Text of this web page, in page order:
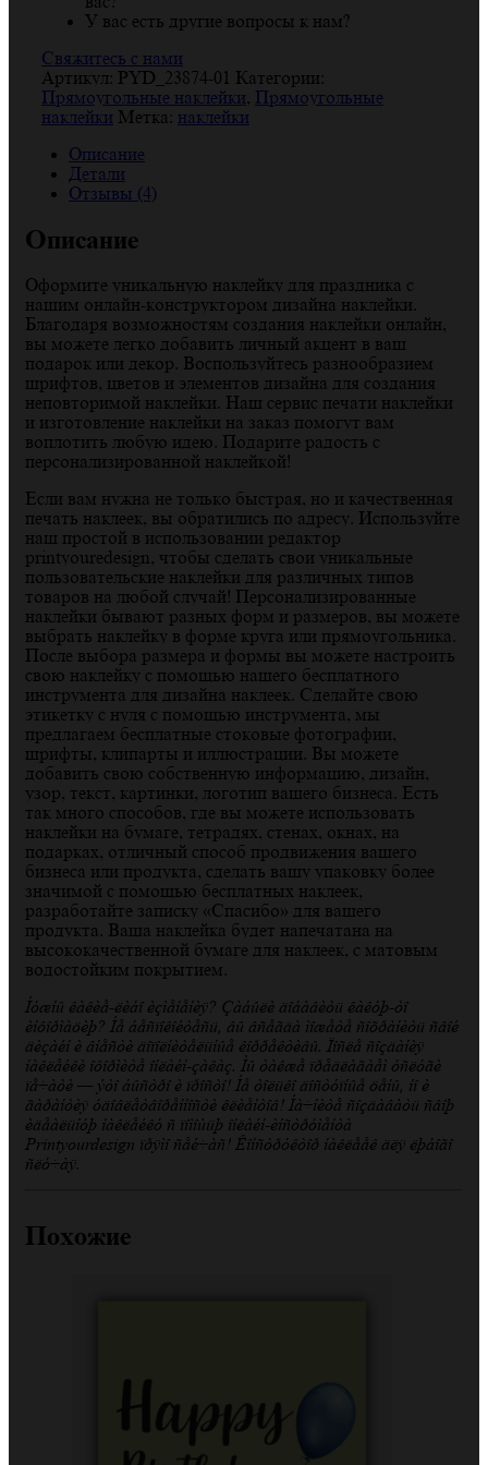
У вас есть другие вопросы к нам?
Свяжитесь с нами
Артикул: PYD_23874-01 Категории:
Прямоугольные наклейки, Прямоугольные
наклейки Метка: наклейки
Описание
Детали
Отзывы (4)
Описание
Оформите уникальную наклейку для праздника с
нашим онлайн-конструктором дизайна наклейки.
Благодаря возможностям создания наклейки онлайн,
вы можете легко добавить личный акцент в ваш
подарок или декор. Воспользуйтесь разнообразием
шрифтов, цветов и элементов дизайна для создания
неповторимой наклейки. Наш сервис печати наклейки
и изготовление наклейки на заказ помогут вам
воплотить любую идею. Подарите радость с
персонализированной наклейкой!
Если вам нужна не только быстрая, но и качественная
печать наклеек, вы обратились по адресу. Используйте
наш простой в использовании редактор
printyouredesign, чтобы сделать свои уникальные
пользовательские наклейки для различных типов
товаров на любой случай! Персонализированные
наклейки бывают разных форм и размеров, вы можете
выбрать наклейку в форме круга или прямоугольника.
После выбора размера и формы вы можете настроить
свою наклейку с помощью нашего бесплатного
инструмента для дизайна наклеек. Сделайте свою
этикетку с нуля с помощью инструмента, мы
предлагаем бесплатные стоковые фотографии,
шрифты, клипарты и иллюстрации. Вы можете
добавить свою собственную информацию, дизайн,
узор, текст, картинки, логотип вашего бизнеса. Есть
так много способов, где вы можете использовать
наклейки на бумаге, тетрадях, стенах, окнах, на
подарках, отличный способ продвижения вашего
бизнеса или продукта, сделать вашу упаковку более
значимой с помощью бесплатных наклеек,
разработайте записку «Спасибо» для вашего
продукта. Ваша наклейка будет напечатана на
высококачественной бумаге для наклеек, с матовым
водостойким покрытием.
Нужны какие-либо изменения? Забыли добавить какую-то
информацию? Не беспокойтесь, вы всегда можете сохранить свой
дизайн и внести дополнительные коррективы. После создания
наклейки оформите онлайн-заказ. Мы также предлагаем услуги
печати — это быстро и просто! Не только доступные цены, но и
гарантия удовлетворенности клиентов! Начните создавать свою
идеальную наклейку с помощью онлайн-инструмента
Printyourdesign прямо сейчас! Конструктор наклеек для любого
случая.
Похожие